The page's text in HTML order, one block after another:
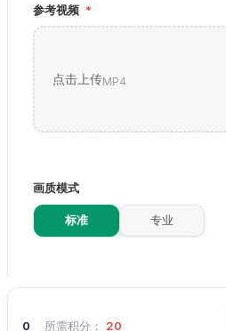
参考视频 *
点击上传MP4
画质模式
标准 专业
添加水印
0 所需积分： 20